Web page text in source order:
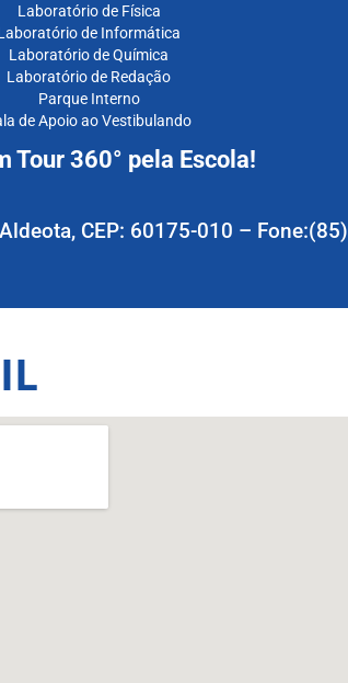
Laboratório de Física
de Informática
Laboratório de Química
Laboratório de Redação
Parque Interno
de Apoio ao Vestibulando
Tour 360° pela Escola!
CEP: 60175-010 – Fone:(85)